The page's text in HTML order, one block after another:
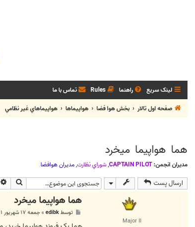
لینک سریع راهنما Rules تماس با ما
صفحه اول تالار
بخش هوا فضا هواپيماها هواپيماهاي غير نظامي
هما هواپیما میخرد
مدیران انجمن: CAPTAIN PILOT
,شوراي نظارت,مديران هوافضا
ارسال پست جستجو
Major II
هما هواپیما میخرد
ت
توسطedibk
»جمعه ۱۷ شهریور ۱۳۹۱, ۹:۴۷ ب.ظ